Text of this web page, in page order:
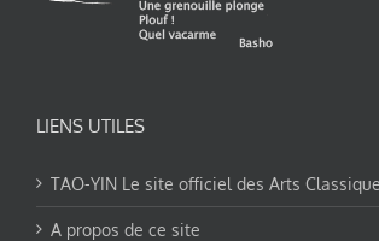
LIENS UTILES
TAO-YIN Le site officiel des Arts
A propos de ce site